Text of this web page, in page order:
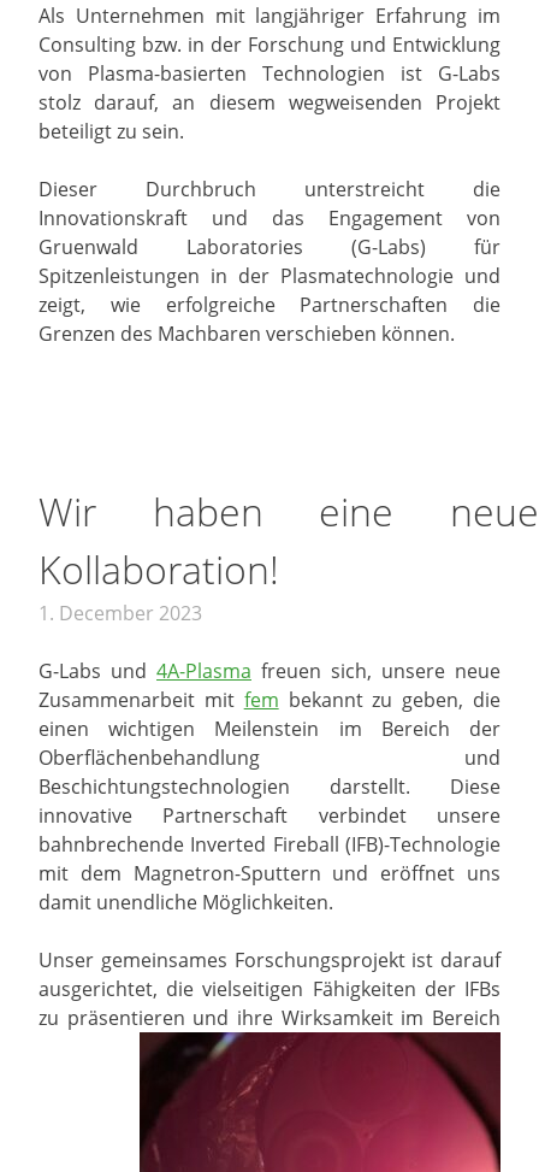
Als Unternehmen mit langjähriger Erfahrung im
Consulting bzw. in der Forschung und Entwicklung
von Plasma-basierten Technologien ist G-Labs
stolz darauf, an diesem wegweisenden Projekt
beteiligt zu sein.
Dieser Durchbruch unterstreicht die
Innovationskraft und das Engagement von
Gruenwald Laboratories (G-Labs) für
Spitzenleistungen in der Plasmatechnologie und
zeigt, wie erfolgreiche Partnerschaften die
Grenzen des Machbaren verschieben können.
Wir haben eine neue
Kollaboration!
1. December 2023
G-Labs und 4A-Plasma freuen sich, unsere neue
Zusammenarbeit mit fem bekannt zu geben, die
einen wichtigen Meilenstein im Bereich der
Oberflächenbehandlung und
Beschichtungstechnologien darstellt. Diese
innovative Partnerschaft verbindet unsere
bahnbrechende Inverted Fireball (IFB)-Technologie
mit dem Magnetron-Sputtern und eröffnet uns
damit unendliche Möglichkeiten.
Unser gemeinsames Forschungsprojekt ist darauf
ausgerichtet, die vielseitigen Fähigkeiten der IFBs
zu präsentieren und ihre Wirksamkeit im Bereich